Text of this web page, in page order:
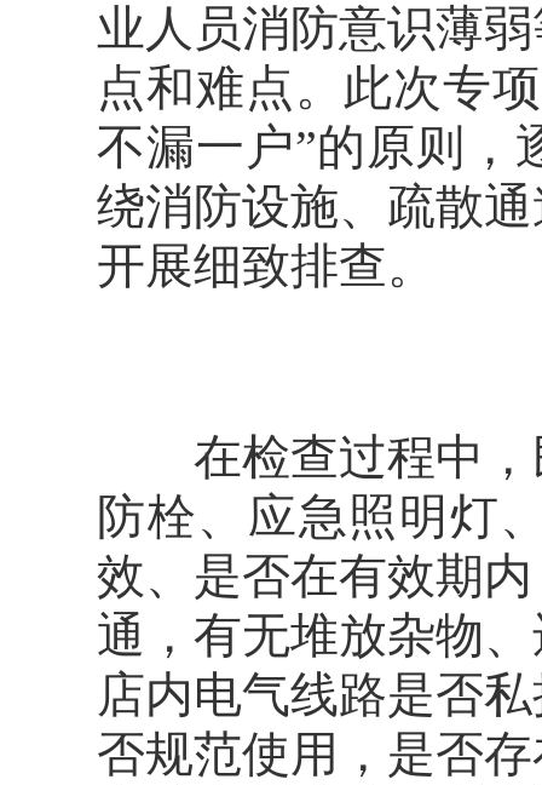
业人员消防意识薄
点和难点。此次专
不漏一户”的原则，
绕消防设施、疏散
开展细致排查。
在检查过程中，
防栓、应急照明灯
效、是否在有效期
通，有无堆放杂物
店内电气线路是否
否规范使用，是否